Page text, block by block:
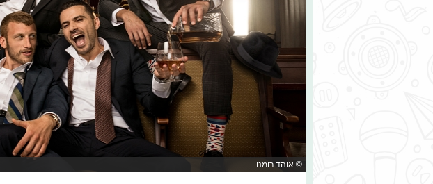
© אוהד רומנו